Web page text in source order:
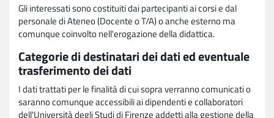
Gli interessati sono costituiti dai partecipanti ai corsi e dal
personale di Ateneo (Docente o T/A) o anche esterno ma
comunque coinvolto nell'erogazione della didattica.
Categorie di destinatari dei dati ed eventuale
trasferimento dei dati
I dati trattati per le finalità di cui sopra verranno comunicati o
saranno comunque accessibili ai dipendenti e collaboratori
dell'Università degli Studi di Firenze addetti alla gestione della